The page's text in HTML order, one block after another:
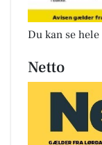
Du kan se hele
Netto